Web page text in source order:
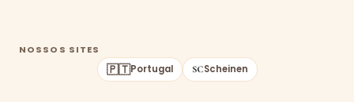
NOSSOS SITES
🇵🇹Portugal Scheinen